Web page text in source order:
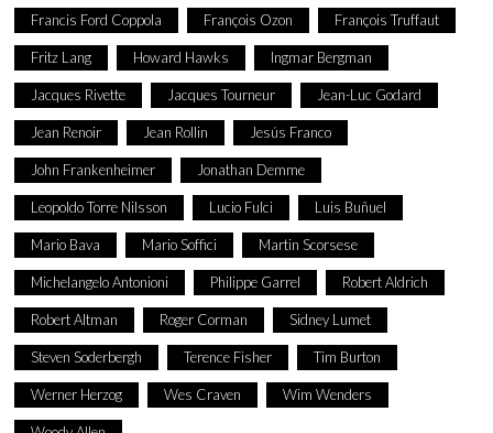
Francis Ford Coppola François Ozon François Truffaut
Fritz Lang Howard Hawks Ingmar Bergman
Jacques Rivette Jacques Tourneur Jean-Luc Godard
Jean Renoir Jean Rollin Jesús Franco
John Frankenheimer Jonathan Demme
Leopoldo Torre Nilsson Lucio Fulci Luis Buñuel
Mario Bava Mario Soffici Martin Scorsese
Michelangelo Antonioni Philippe Garrel Robert Aldrich
Robert Altman Roger Corman Sidney Lumet
Steven Soderbergh Terence Fisher Tim Burton
Werner Herzog Wes Craven Wim Wenders